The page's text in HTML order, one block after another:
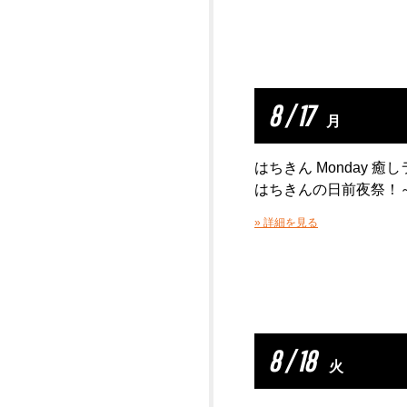
8 / 17 月
はちきん Monday 癒
はちきんの日前夜祭！
» 詳細を見る
8 / 18 火